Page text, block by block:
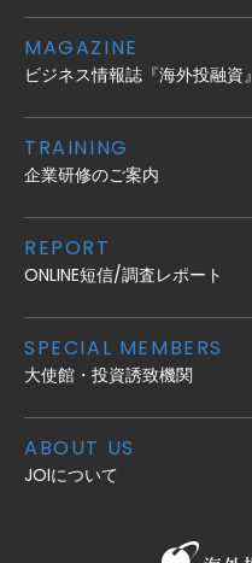
MAGAZINE
ビジネス情報誌『海外投融資』
TRAINING
企業研修のご案内
REPORT
ONLINE短信/調査レポート
SPECIAL MEMBERS
大使館・投資誘致機関
ABOUT US
JOIについて